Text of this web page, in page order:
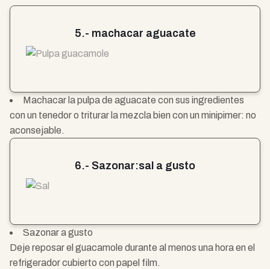
5.- machacar aguacate
Machacar la pulpa de aguacate con sus ingredientes
con un tenedor o triturar la mezcla bien con un minipimer: no
aconsejable.
6.- Sazonar:sal a gusto
Sazonar a gusto
Deje reposar el guacamole durante al menos una hora en el
refrigerador cubierto con papel film.